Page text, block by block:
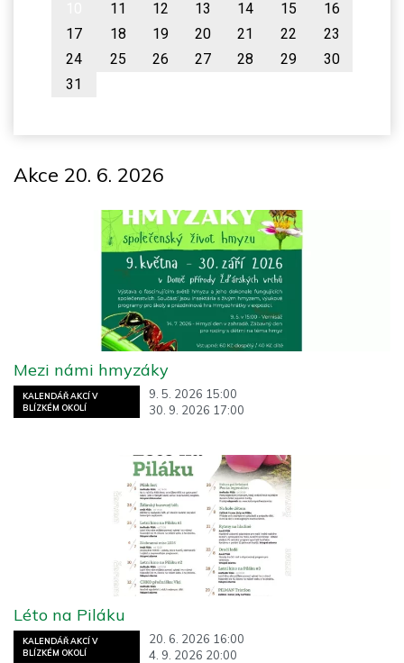
11 12 13 14 15
16
17
18 19 20 21 22
23
24
25 26 27 28 29
30
31
Akce 20. 6. 2026
KALENDÁŘ AKCÍ V
BLÍZKÉM OKOLÍ
9. 5. 2026 15:00
30. 9. 2026 17:00
Mezi námi hmyzáky
KALENDÁŘ AKCÍ V
BLÍZKÉM OKOLÍ
20. 6. 2026 16:00
4. 9. 2026 20:00
Léto na Piláku